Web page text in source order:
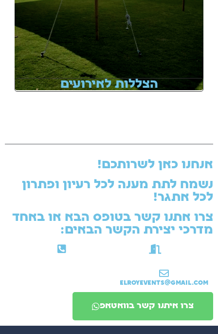
הצללות לאירועים
אנחנו כאן לשרותכם!
נשמח לתת מענה לכל רעיון ופתרון
לכל אתגר!
צרו אתנו קשר בטופס הבא או באחד
מדרכי יצירת הקשר הבאים:​
ElroyEvents@gmail.com
צרו איתנו קשר בוואטאפ